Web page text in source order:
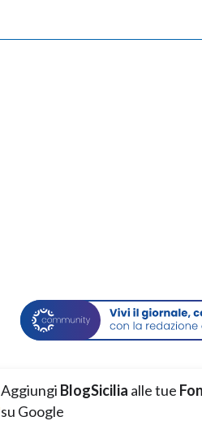
Aggiungi BlogSicilia alle tue
su Google